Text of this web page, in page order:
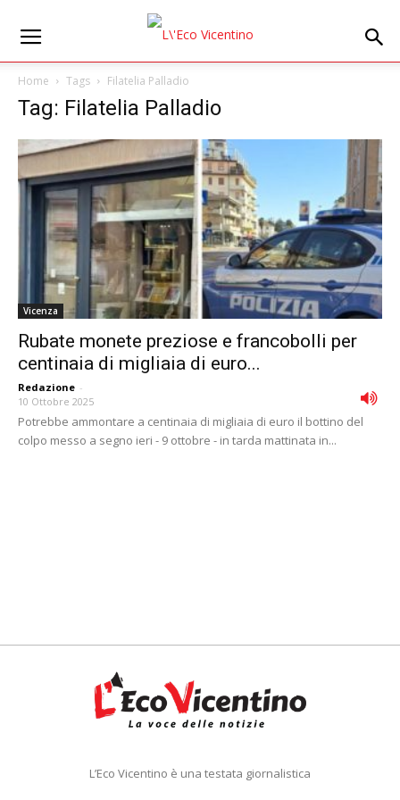
Home Tags Filatelia Palladio
Tag: Filatelia Palladio
Vicenza
Rubate monete preziose e francobolli per
centinaia di migliaia di euro...
Redazione -
10 Ottobre 2025
Potrebbe ammontare a centinaia di migliaia di euro il bottino del
colpo messo a segno ieri - 9 ottobre - in tarda mattinata in...
L’Eco Vicentino è una testata giornalistica